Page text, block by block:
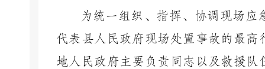
为统一组织、指挥、协调现场
代表县人民政府现场处置事故的最
地人民政府主要负责同志以及救援